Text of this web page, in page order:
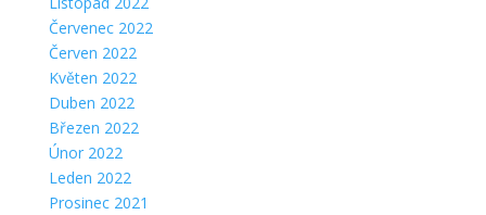
Červenec 2022
Červen 2022
Květen 2022
Duben 2022
Březen 2022
Únor 2022
Leden 2022
Prosinec 2021